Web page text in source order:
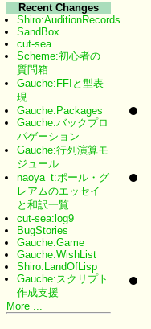
Recent Changes
Shiro:AuditionRecords
SandBox
cut-sea
Scheme:初心者の
質問箱
Gauche:FFIと型表
現
Gauche:Packages
Gauche:バックプロ
パゲーション
Gauche:行列演算モ
ジュール
naoya_t:ポール・グ
レアムのエッセイ
と和訳一覧
cut-sea:log9
BugStories
Gauche:Game
Gauche:WishList
Shiro:LandOfLisp
Gauche:スクリプト
作成支援
More ...